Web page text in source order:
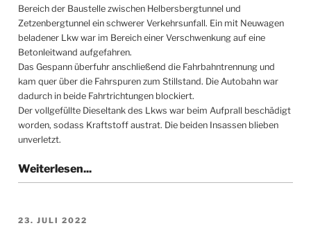
Bereich der Baustelle zwischen Helbersbergtunnel und
Zetzenbergtunnel ein schwerer Verkehrsunfall. Ein mit Neuwagen
beladener Lkw war im Bereich einer Verschwenkung auf eine
Betonleitwand aufgefahren.
Das Gespann überfuhr anschließend die Fahrbahntrennung und
kam quer über die Fahrspuren zum Stillstand. Die Autobahn war
dadurch in beide Fahrtrichtungen blockiert.
Der vollgefüllte Dieseltank des Lkws war beim Aufprall beschädigt
worden, sodass Kraftstoff austrat. Die beiden Insassen blieben
unverletzt.
VERÖFFENTLICHT
23. JULI 2022